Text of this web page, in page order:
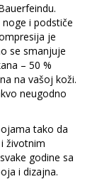
i podstiče
je
se smanjuje
– 50 %
na vašoj koži.
neugodno
tako da
životnim
godine sa
i dizajna.